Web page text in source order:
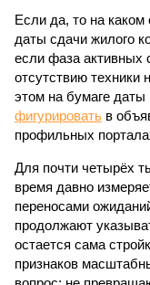
Если да, то на каком
даты сдачи жилого
если фаза активных
отсутствию
этом на бумаге
фигурировать в
профильных
Для почти четырёх
время давно
переносами
продолжают
остается сама
признаков